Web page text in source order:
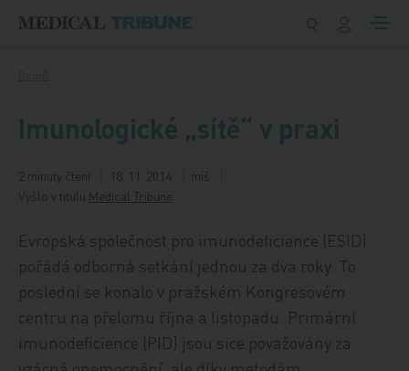
Imunologické „sítě“ v praxi
2 minuty čtení 18. 11. 2014
miš
Vyšlo v titulu Medical Tribune
Evropská společnost pro imunodeficience (ESID)
pořádá odborná setkání jednou za dva roky. To
poslední se konalo v pražském Kongresovém
centru na přelomu října a listopadu. Primární
imunodeficience (PID) jsou sice považovány za